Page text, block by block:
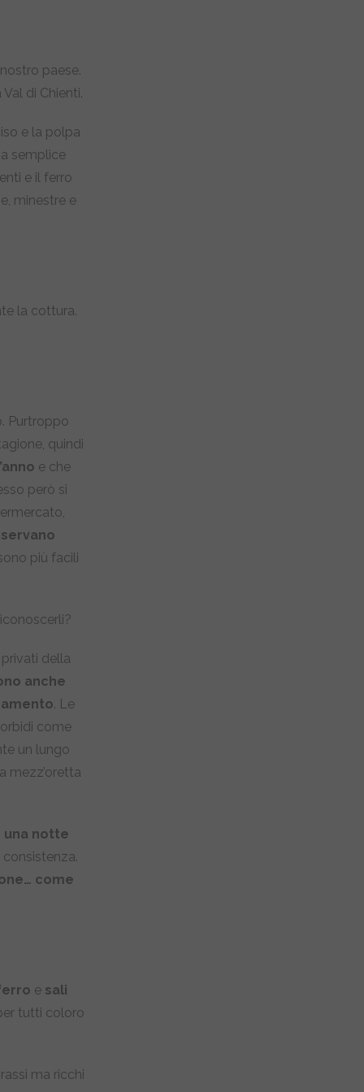
paese.
di Chienti.
e la polpa
semplice
e il ferro
minestre e
la cottura.
Purtroppo
quindi
e che
però si
più facili
della
anche
. Le
come
un lungo
mezz’oretta
una notte
come
e sali
tutti coloro
ma ricchi